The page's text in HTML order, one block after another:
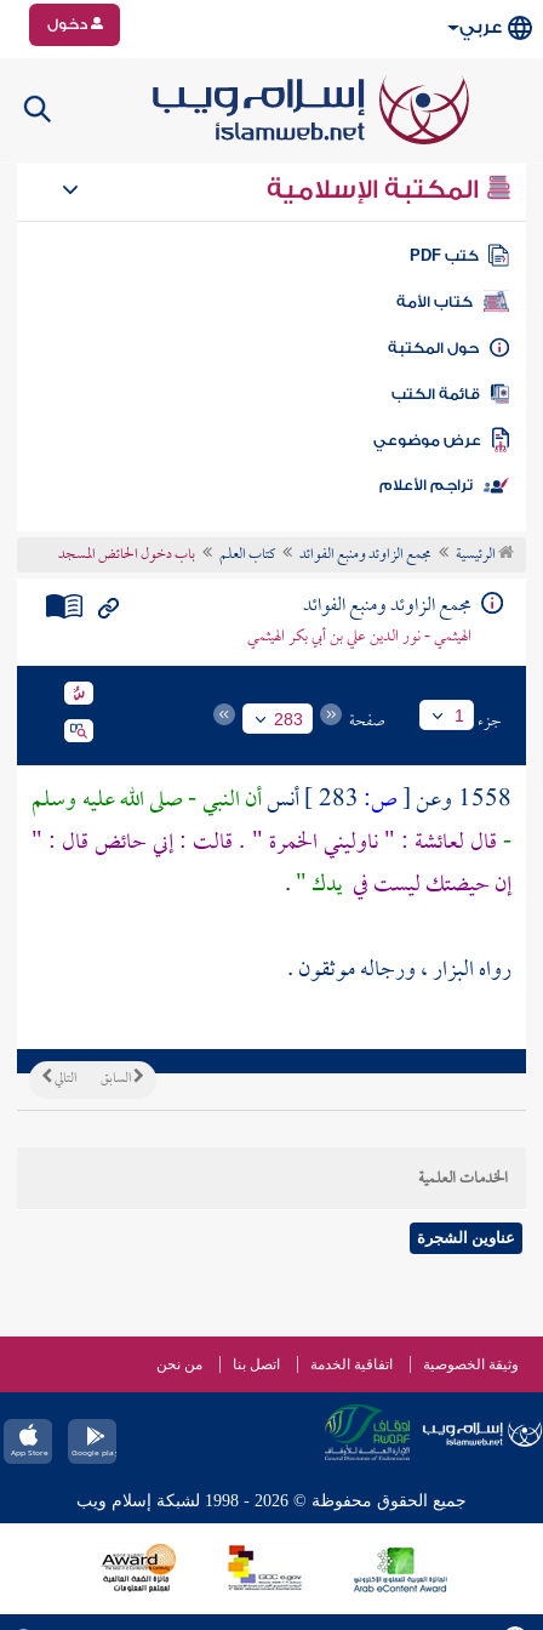
عربي دخول
المكتبة الإسلامية
كتب PDF
كتاب الأمة
المكتبة
الكتب
موضوعي
تراجم الأعلام
الرئيسية مجمع الزاوئد ومنبع الفوائد كتاب العلم باب دخول الحائض المسجد
مجمع الزاوئد ومنبع الفوائد
الهيثمي - نور الدين علي بن أبي بكر الهيثمي
جزء 1 صفحة 283
1558 وعن [ص: أنسأن النبي - صلى الله عليه وسلم
-قاللعائشة : " ناوليني الخمرة " . قالت : إني حائض قال : "
إن حيضتك ليست في يدك ".
رواهالبزار، ورجاله موثقون .
التالي السابق
الخدمات العلمية
عناوين الشجرة
وثيقة الخصوصية اتفاقية الخدمة اتصل بنا من نحن
جميع الحقوق محفوظة © 2026 - 1998 لشبكة إسلام ويب